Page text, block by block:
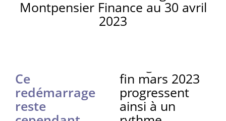
Montpensier Finance au 30 avril
2023
Ce
redémarrage
reste
fin mars 2023
progressent
ainsi à un